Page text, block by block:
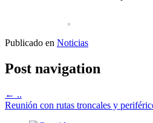
Publicado en Noticias
Post navigation
← ..
Reunión con rutas troncales y